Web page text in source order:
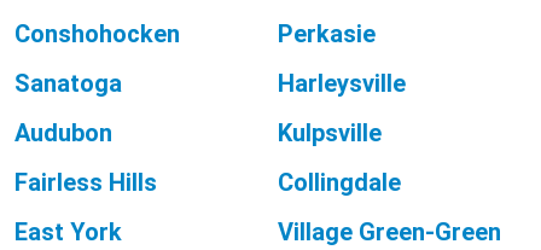
Conshohocken
Perkasie
Sanatoga
Harleysville
Audubon
Kulpsville
Fairless Hills
Collingdale
East York
Village Green-Green